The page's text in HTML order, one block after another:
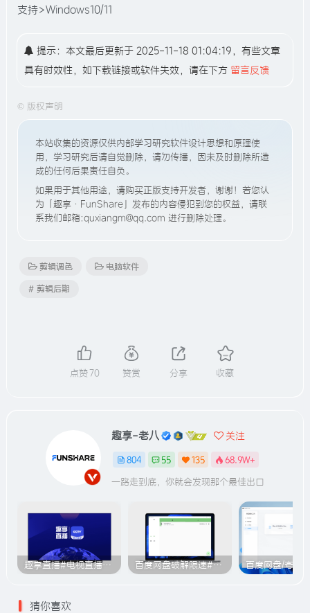
支持>Windows10/11
提示：本文最后更新于 2025-11-18 01:04:19，有些文章
具有时效性，如下载链接或软件失效，请在下方 留言反馈
© 版权声明
本站收集的资源仅供内部学习研究软件设计思想和原理使
用，学习研究后请自觉删除，请勿传播，因未及时删除所造
成的任何后果责任自负。
如果用于其他用途，请购买正版支持开发者，谢谢！若您认
为「趣享·FunShare」发布的内容侵犯到您的权益，请联
系我们邮箱:quxiangm@qq.com 进行删除处理。
剪辑调色 电脑软件
# 剪辑后期
点赞70 赞赏 分享 收藏
趣享-老八 关注
804 55 135 68.9W+
一路走到底，你就会发现那个最佳出口
趣享直播#电视直播软件#2000+个超清直播频道#支持电视和安卓手机 百度网盘破解限速#突破官方限速#满速下载#A614
猜你喜欢